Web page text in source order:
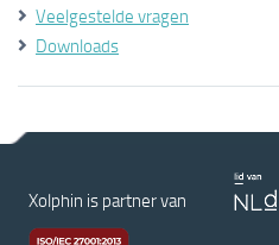
Veelgestelde vragen
Downloads
Xolphin is partner van